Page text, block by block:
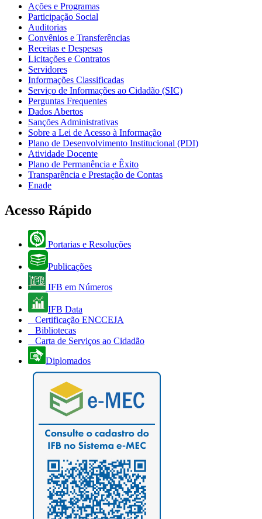
Ações e Programas
Participação Social
Auditorias
Convênios e Transferências
Receitas e Despesas
Licitações e Contratos
Servidores
Informações Classificadas
Serviço de Informações ao Cidadão (SIC)
Perguntas Frequentes
Dados Abertos
Sanções Administrativas
Sobre a Lei de Acesso à Informação
Plano de Desenvolvimento Institucional (PDI)
Atividade Docente
Plano de Permanência e Êxito
Transparência e Prestação de Contas
Enade
Acesso Rápido
Portarias e Resoluções
Publicações
IFB em Números
IFB Data
Certificação ENCCEJA
Bibliotecas
Carta de Serviços ao Cidadão
Diplomados